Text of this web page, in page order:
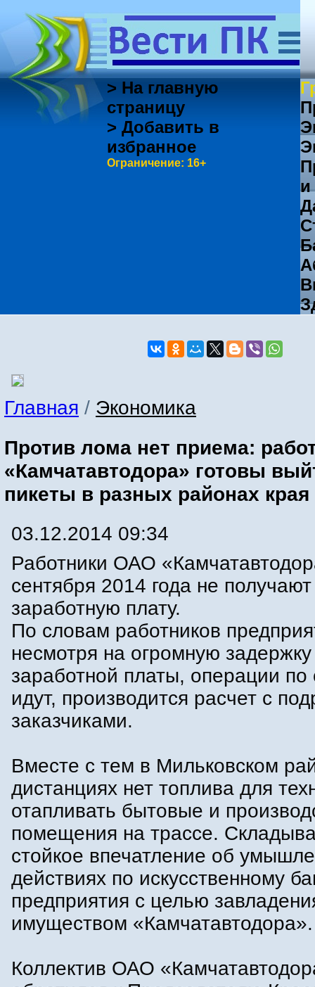
> На главную
страницу
> Добавить в
избранное
Ограничение: 16+
Главная / Экономика
Против лома нет приема:
«Камчатавтодора» готовы
пикеты в разных районах края
03.12.2014 09:34
Работники ОАО
сентября 2014 года не получают
заработную плату.
По словам работников
несмотря на огромную
заработной платы, операции по
идут, производится расчет с
заказчиками.
Вместе с тем в Мильковском
дистанциях нет топлива для
отапливать бытовые и
помещения на трассе.
стойкое впечатление об
действиях по искусственному
предприятия с целью
имуществом «Камчатавтодора».
Коллектив ОАО